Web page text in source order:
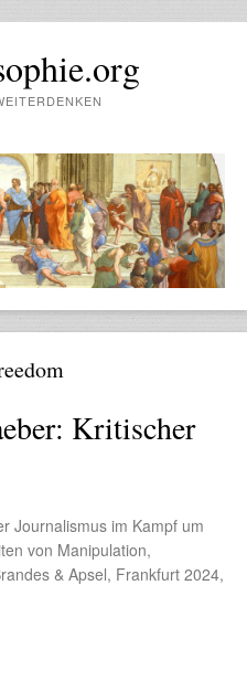
Kritischer
Journalismus im Kampf um
von Manipulation,
& Apsel, Frankfurt 2024,